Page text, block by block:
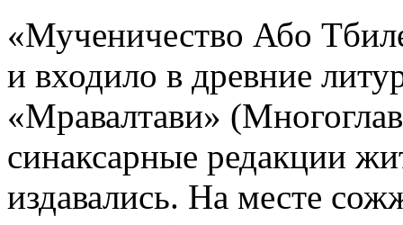
«Мученичество Або
и входило в древние
«Мравалтави»
синаксарные редакции
издавались. На месте